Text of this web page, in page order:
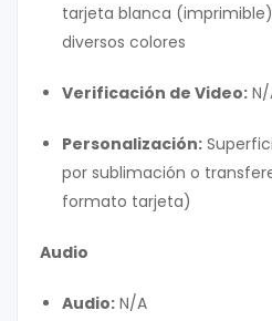
tarjeta blanca
diversos colores
Verificación de Video:
Personalización:
por sublimación o
formato tarjeta)
Audio
Audio: N/A